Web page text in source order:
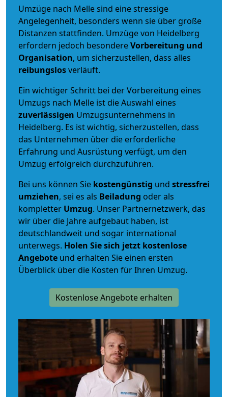
Umzüge nach Melle sind eine stressige
Angelegenheit, besonders wenn sie über große
Distanzen stattfinden. Umzüge von Heidelberg
erfordern jedoch besondereVorbereitung und
Organisation, um sicherzustellen, dass alles
reibungslosverläuft.
Ein wichtiger Schritt bei der Vorbereitung eines
Umzugs nach Melle ist die Auswahl eines
zuverlässigen Umzugsunternehmens in
Heidelberg. Es ist wichtig, sicherzustellen, dass
das Unternehmen über die erforderliche
Erfahrung und Ausrüstung verfügt, um den
Umzug erfolgreich durchzuführen.
Bei uns können Sie kostengünstig und stressfrei
umziehen, sei es als Beiladung oder als
kompletter Umzug. Unser Partnernetzwerk, das
wir über die Jahre aufgebaut haben, ist
deutschlandweit und sogar international
unterwegs. Holen Sie sich jetzt kostenlose
Angebote und erhalten Sie einen ersten
Überblick über die Kosten für Ihren Umzug.
Kostenlose Angebote erhalten